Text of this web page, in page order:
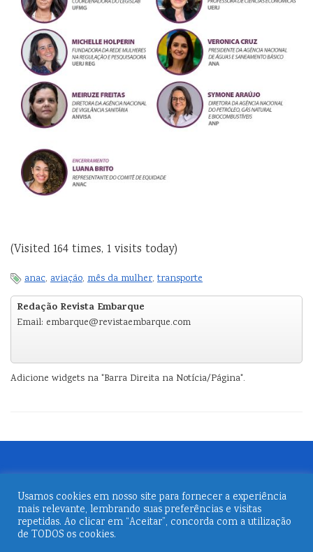
(Visited 164 times, 1 visits today)
anac, aviação, mês da mulher, transporte
Redação Revista Embarque
Email: embarque@revistaembarque.com
Adicione widgets na "Barra Direita na Notícia/Página".
Usamos cookies em nosso site para fornecer a experiência
mais relevante, lembrando suas preferências e visitas
repetidas. Ao clicar em “Aceitar”, concorda com a utilização
de TODOS os cookies.